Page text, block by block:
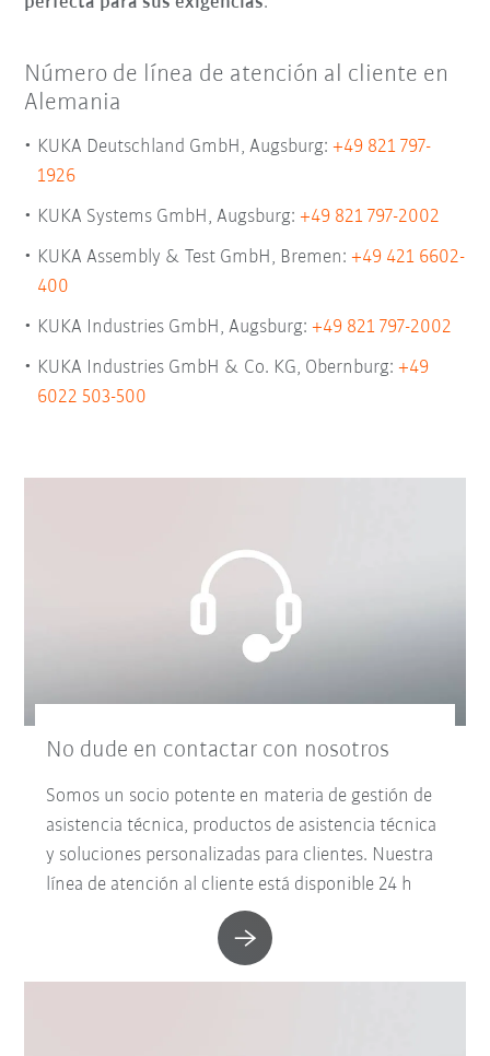
Número de línea de atención al cliente en
Alemania
KUKA Deutschland GmbH, Augsburg:+49 821 797-
1926
KUKA Systems GmbH, Augsburg:+49 821 797-2002
KUKA Assembly & Test GmbH, Bremen:+49 421 6602-
400
KUKA Industries GmbH, Augsburg:+49 821 797-2002
KUKA Industries GmbH & Co. KG, Obernburg:+49
6022 503-500
No dude en contactar con nosotros
Somos un socio potente en materia de gestión de
asistencia técnica, productos de asistencia técnica
y soluciones personalizadas para clientes. Nuestra
línea de atención al cliente está disponible 24 h